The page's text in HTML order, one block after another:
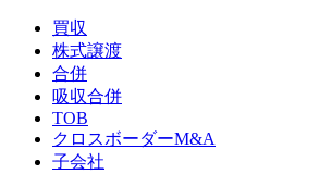
買収
株式譲渡
合併
吸収合併
TOB
クロスボーダーM&A
子会社